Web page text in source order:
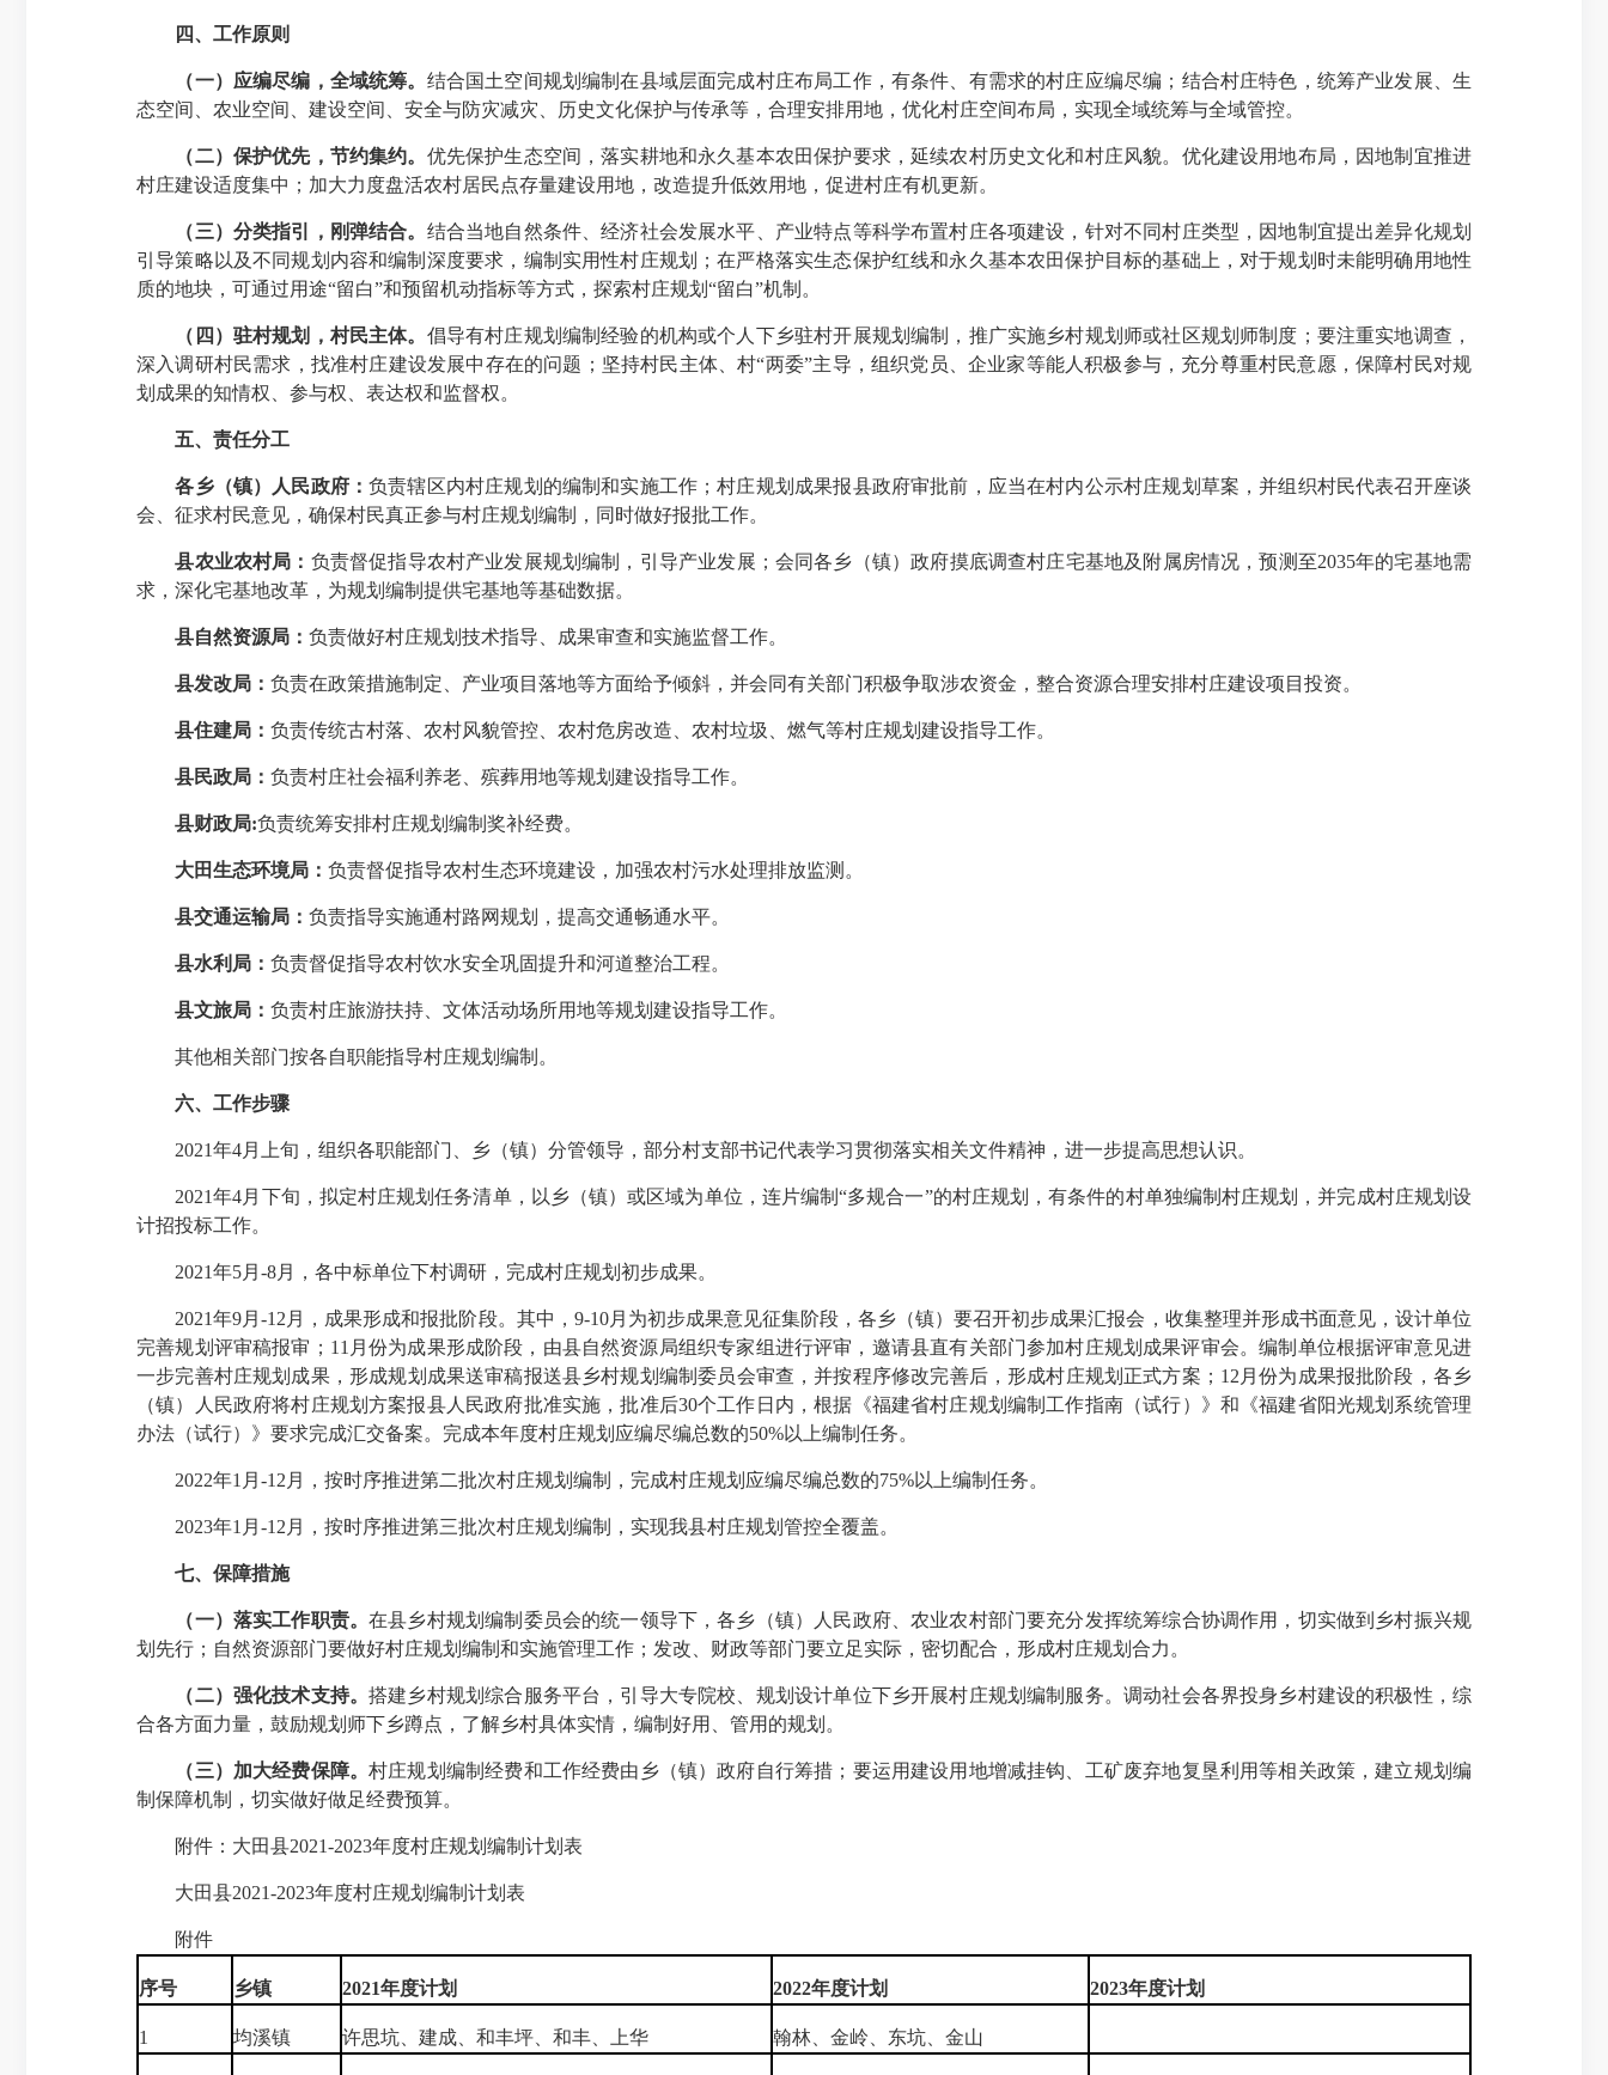
四、工作原则
（一）应编尽编，全域统筹。 结合国土空间规划编制在县域层面完成村庄布局工作，有条件、有需求的村庄应编尽编；结合村庄特色，统筹产业发展、生
态空间、农业空间、建设空间、安全与防灾减灾、历史文化保护与传承等，合理安排用地，优化村庄空间布局，实现全域统筹与全域管控。
（二）保护优先，节约集约。 优先保护生态空间，落实耕地和永久基本农田保护要求，延续农村历史文化和村庄风貌。优化建设用地布局，因地制宜推进
村庄建设适度集中；加大力度盘活农村居民点存量建设用地，改造提升低效用地，促进村庄有机更新。
（三）分类指引，刚弹结合。 结合当地自然条件、经济社会发展水平、产业特点等科学布置村庄各项建设，针对不同村庄类型，因地制宜提出差异化规划
引导策略以及不同规划内容和编制深度要求，编制实用性村庄规划；在严格落实生态保护红线和永久基本农田保护目标的基础上，对于规划时未能明确用地性
质的地块，可通过用途“留白”和预留机动指标等方式，探索村庄规划“留白”机制。
（四）驻村规划，村民主体。 倡导有村庄规划编制经验的机构或个人下乡驻村开展规划编制，推广实施乡村规划师或社区规划师制度；要注重实地调查，
深入调研村民需求，找准村庄建设发展中存在的问题；坚持村民主体、村“两委”主导，组织党员、企业家等能人积极参与，充分尊重村民意愿，保障村民对规
划成果的知情权、参与权、表达权和监督权。
五、责任分工
各乡（镇）人民政府：负责辖区内村庄规划的编制和实施工作；村庄规划成果报县政府审批前，应当在村内公示村庄规划草案，并组织村民代表召开座谈
会、征求村民意见，确保村民真正参与村庄规划编制，同时做好报批工作。
县农业农村局： 负责督促指导农村产业发展规划编制，引导产业发展；会同各乡（镇）政府摸底调查村庄宅基地及附属房情况，预测至2035年的宅基地需
求，深化宅基地改革，为规划编制提供宅基地等基础数据。
县自然资源局： 负责做好村庄规划技术指导、成果审查和实施监督工作。
县发改局： 负责在政策措施制定、产业项目落地等方面给予倾斜，并会同有关部门积极争取涉农资金，整合资源合理安排村庄建设项目投资。
县住建局： 负责传统古村落、农村风貌管控、农村危房改造、农村垃圾、燃气等村庄规划建设指导工作。
县民政局： 负责村庄社会福利养老、殡葬用地等规划建设指导工作。
县财政局:负责统筹安排村庄规划编制奖补经费。
大田生态环境局： 负责督促指导农村生态环境建设，加强农村污水处理排放监测。
县交通运输局： 负责指导实施通村路网规划，提高交通畅通水平。
县水利局： 负责督促指导农村饮水安全巩固提升和河道整治工程。
县文旅局： 负责村庄旅游扶持、文体活动场所用地等规划建设指导工作。
其他相关部门按各自职能指导村庄规划编制。
六、工作步骤
2021年4月上旬，组织各职能部门、乡（镇）分管领导，部分村支部书记代表学习贯彻落实相关文件精神，进一步提高思想认识。
2021年4月下旬，拟定村庄规划任务清单，以乡（镇）或区域为单位，连片编制“多规合一”的村庄规划，有条件的村单独编制村庄规划，并完成村庄规划设
计招投标工作。
2021年5月-8月，各中标单位下村调研，完成村庄规划初步成果。
2021年9月-12月，成果形成和报批阶段。其中，9-10月为初步成果意见征集阶段，各乡（镇）要召开初步成果汇报会，收集整理并形成书面意见，设计单位
完善规划评审稿报审；11月份为成果形成阶段，由县自然资源局组织专家组进行评审，邀请县直有关部门参加村庄规划成果评审会。编制单位根据评审意见进
一步完善村庄规划成果，形成规划成果送审稿报送县乡村规划编制委员会审查，并按程序修改完善后，形成村庄规划正式方案；12月份为成果报批阶段，各乡
（镇）人民政府将村庄规划方案报县人民政府批准实施，批准后30个工作日内，根据《福建省村庄规划编制工作指南（试行）》和《福建省阳光规划系统管理
办法（试行）》要求完成汇交备案。完成本年度村庄规划应编尽编总数的50%以上编制任务。
2022年1月-12月，按时序推进第二批次村庄规划编制，完成村庄规划应编尽编总数的75%以上编制任务。
2023年1月-12月，按时序推进第三批次村庄规划编制，实现我县村庄规划管控全覆盖。
七、保障措施
（一）落实工作职责。在县乡村规划编制委员会的统一领导下，各乡（镇）人民政府、农业农村部门要充分发挥统筹综合协调作用，切实做到乡村振兴规
划先行；自然资源部门要做好村庄规划编制和实施管理工作；发改、财政等部门要立足实际，密切配合，形成村庄规划合力。
（二）强化技术支持。搭建乡村规划综合服务平台，引导大专院校、规划设计单位下乡开展村庄规划编制服务。调动社会各界投身乡村建设的积极性，综
合各方面力量，鼓励规划师下乡蹲点，了解乡村具体实情，编制好用、管用的规划。
（三）加大经费保障。村庄规划编制经费和工作经费由乡（镇）政府自行筹措；要运用建设用地增减挂钩、工矿废弃地复垦利用等相关政策，建立规划编
制保障机制，切实做好做足经费预算。
附件：大田县2021-2023年度村庄规划编制计划表
大田县2021-2023年度村庄规划编制计划表
附件
序号 乡镇 2021年度计划 2022年度计划 2023年度计划
1 均溪镇 许思坑、建成、和丰坪、和丰、上华 翰林、金岭、东坑、金山